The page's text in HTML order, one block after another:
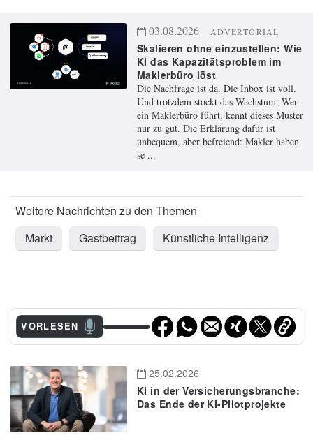
03.08.2026 ADVERTORIAL
Skalieren ohne einzustellen: Wie
KI das Kapazitätsproblem im
Maklerbüro löst
Die Nachfrage ist da. Die Inbox ist voll.
Und trotzdem stockt das Wachstum. Wer
ein Maklerbüro führt, kennt dieses Muster
nur zu gut. Die Erklärung dafür ist
unbequem, aber befreiend: Makler haben
se ...
Markt Gastbeitrag Künstliche Intelligenz
VORLESEN
25.02.2026
KI in der Versicherungsbranche:
Das Ende der KI-Pilotprojekte